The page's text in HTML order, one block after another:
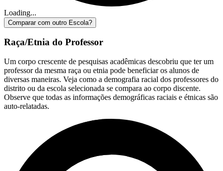
Loading...
Comparar com outro Escola?
Raça/Etnia do Professor
Um corpo crescente de pesquisas acadêmicas descobriu que ter um
professor da mesma raça ou etnia pode beneficiar os alunos de
diversas maneiras. Veja como a demografia racial dos professores do
distrito ou da escola selecionada se compara ao corpo discente.
Observe que todas as informações demográficas raciais e étnicas são
auto-relatadas.